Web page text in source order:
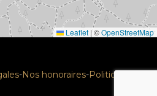
Leaflet | ©OpenStreetMap
-Nos honoraires-Politique RGPD